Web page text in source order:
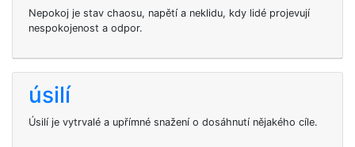
Nepokoj je stav chaosu, napětí a neklidu, kdy lidé projevují
nespokojenost a odpor.
úsilí
Úsilí je vytrvalé a upřímné snažení o dosáhnutí nějakého cíle.